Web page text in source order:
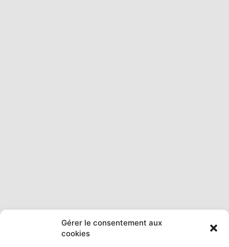
Gérer le consentement aux
cookies